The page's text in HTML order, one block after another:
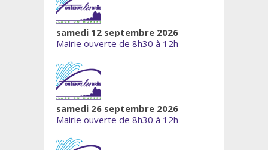
samedi 12 septembre 2026
Mairie ouverte de 8h30 à 12h
samedi 26 septembre 2026
Mairie ouverte de 8h30 à 12h